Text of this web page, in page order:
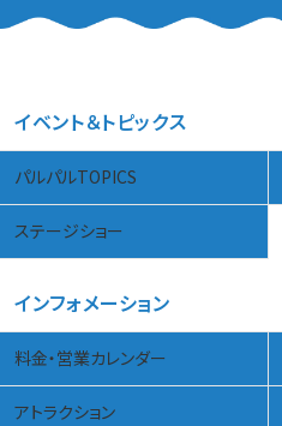
イベント＆トピックス
パルパルTOPICS
ステージショー
インフォメーション
料金・営業カレンダー
アトラクション